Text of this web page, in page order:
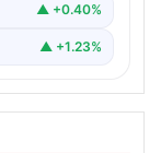
▲ +0.40%
▲ +1.23%